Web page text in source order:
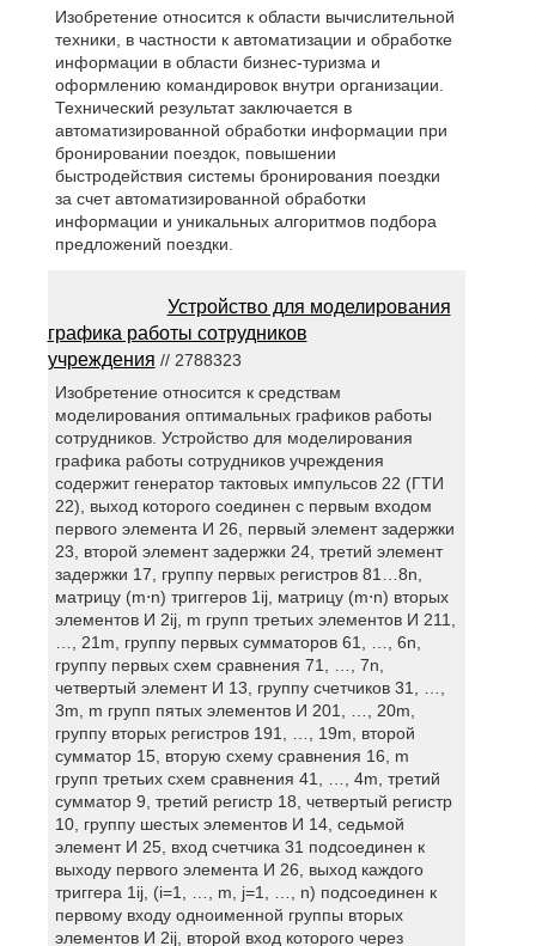
Изобретение относится к области вычислительной
техники, в частности к автоматизации и обработке
информации в области бизнес-туризма и
оформлению командировок внутри организации.
Технический результат заключается в
автоматизированной обработки информации при
бронировании поездок, повышении
быстродействия системы бронирования поездки
за счет автоматизированной обработки
информации и уникальных алгоритмов подбора
предложений поездки.
Устройство для моделирования
графика работы сотрудников
учреждения // 2788323
Изобретение относится к средствам
моделирования оптимальных графиков работы
сотрудников. Устройство для моделирования
графика работы сотрудников учреждения
содержит генератор тактовых импульсов 22 (ГТИ
22), выход которого соединен с первым входом
первого элемента И 26, первый элемент задержки
23, второй элемент задержки 24, третий элемент
задержки 17, группу первых регистров 81…8n,
матрицу (m⋅n) триггеров 1ij, матрицу (m⋅n) вторых
элементов И 2ij, m групп третьих элементов И 211,
…, 21m, группу первых сумматоров 61, …, 6n,
группу первых схем сравнения 71, …, 7n,
четвертый элемент И 13, группу счетчиков 31, …,
3m, m групп пятых элементов И 201, …, 20m,
группу вторых регистров 191, …, 19m, второй
сумматор 15, вторую схему сравнения 16, m
групп третьих схем сравнения 41, …, 4m, третий
сумматор 9, третий регистр 18, четвертый регистр
10, группу шестых элементов И 14, седьмой
элемент И 25, вход счетчика 31 подсоединен к
выходу первого элемента И 26, выход каждого
триггера 1ij, (i=1, …, m, j=1, …, n) подсоединен к
первому входу одноименной группы вторых
элементов И 2ij, второй вход которого через